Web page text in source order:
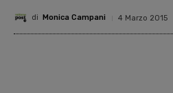
di Monica Campani 4 Marzo 2015